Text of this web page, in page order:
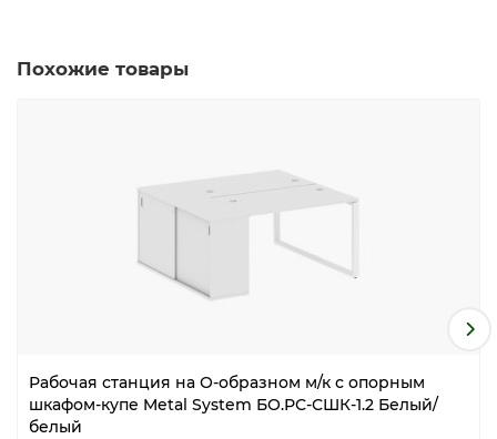
Похожие товары
Рабочая станция на О-образном м/к с опорным
шкафом-купе Metal System БО.РС-СШК-1.2 Белый/
белый